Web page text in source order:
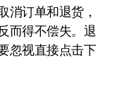
消订单和退货，
而得不偿失。退
忽视直接点击下